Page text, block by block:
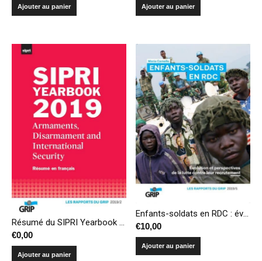
Ajouter au panier Ajouter au panier
Résumé du SIPRI Yearbook 2019 – Armements, désarmement et sécurité internationale
€0,00
Ajouter au panier
Enfants-soldats en RDC : évolution et perspectives de la lutte contre leur recrutement
€10,00
Ajouter au panier